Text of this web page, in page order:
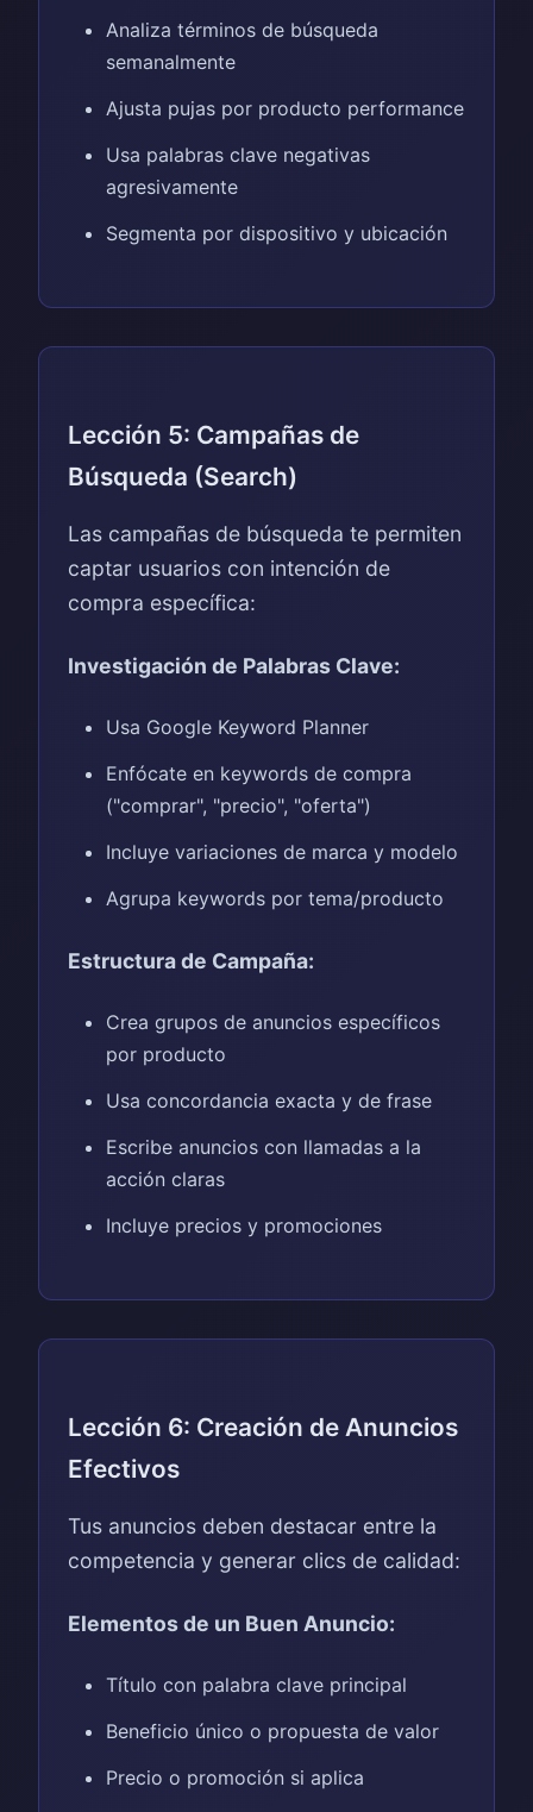
Analiza términos de búsqueda
semanalmente
Ajusta pujas por producto performance
Usa palabras clave negativas
agresivamente
Segmenta por dispositivo y ubicación
Lección 5: Campañas de
Búsqueda (Search)
Las campañas de búsqueda te permiten
captar usuarios con intención de
compra específica:
Investigación de Palabras Clave:
Usa Google Keyword Planner
Enfócate en keywords de compra
("comprar", "precio", "oferta")
Incluye variaciones de marca y modelo
Agrupa keywords por tema/producto
Estructura de Campaña:
Crea grupos de anuncios específicos
por producto
Usa concordancia exacta y de frase
Escribe anuncios con llamadas a la
acción claras
Incluye precios y promociones
Lección 6: Creación de Anuncios
Efectivos
Tus anuncios deben destacar entre la
competencia y generar clics de calidad:
Elementos de un Buen Anuncio:
Título con palabra clave principal
Beneficio único o propuesta de valor
Precio o promoción si aplica